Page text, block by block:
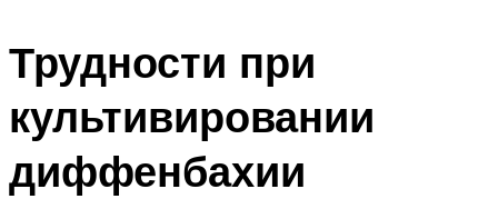
Трудности при
культивировании
диффенбахии